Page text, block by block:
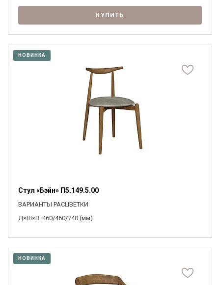
КУПИТЬ
НОВИНКА
Стул «Бэйн» П5.149.5.00
ВАРИАНТЫ РАСЦВЕТКИ
Д×Ш×В: 460/460/740 (мм)
НОВИНКА